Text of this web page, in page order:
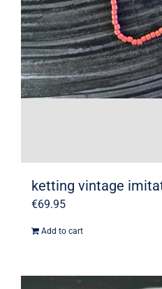
ketting vintage
€69.95
Add to cart